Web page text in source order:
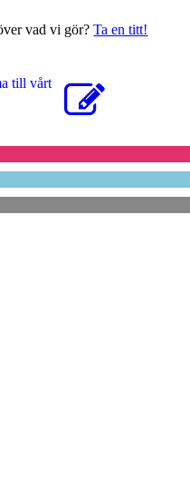
vad vi gör?Ta en titt!
till vårt